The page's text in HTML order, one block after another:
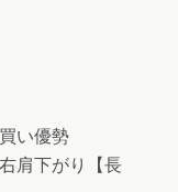
い優勢
肩下がり【長